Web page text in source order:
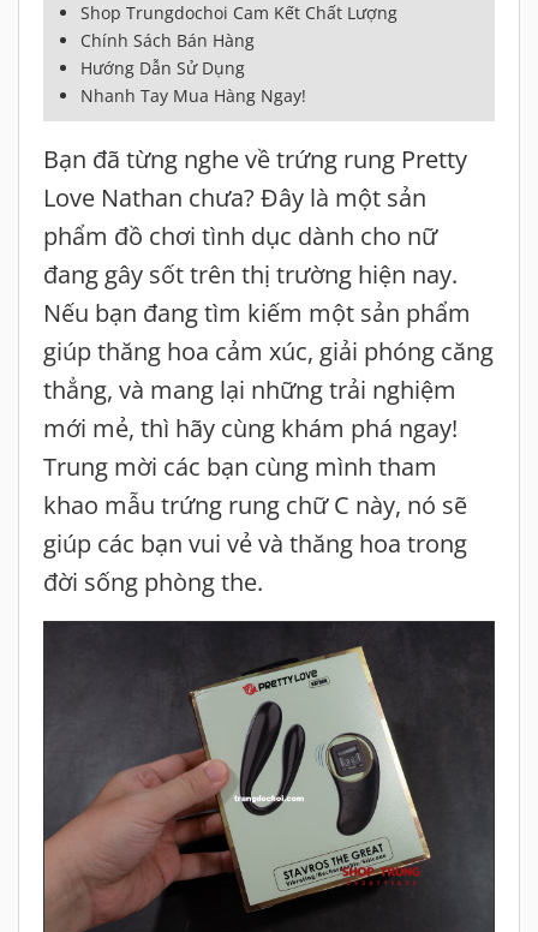
Shop Trungdochoi Cam Kết Chất Lượng
Chính Sách Bán Hàng
Hướng Dẫn Sử Dụng
Nhanh Tay Mua Hàng Ngay!
Bạn đã từng nghe về trứng rung Pretty
Love Nathan chưa? Đây là một sản
phẩm đồ chơi tình dục dành cho nữ
đang gây sốt trên thị trường hiện nay.
Nếu bạn đang tìm kiếm một sản phẩm
giúp thăng hoa cảm xúc, giải phóng căng
thẳng, và mang lại những trải nghiệm
mới mẻ, thì hãy cùng khám phá ngay!
Trung mời các bạn cùng mình tham
khao mẫu trứng rung chữ C này, nó sẽ
giúp các bạn vui vẻ và thăng hoa trong
đời sống phòng the.